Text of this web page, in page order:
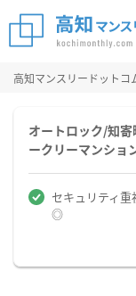
高知マンスリードットコ
オートロック/知
ークリーマンショ
セキュリティ重
◎